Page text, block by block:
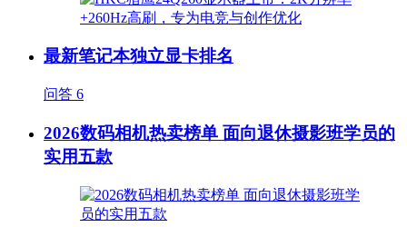
最新笔记本独立显卡排名
问答 6
2026数码相机热卖榜单 面向退休摄影班学员的
实用五款